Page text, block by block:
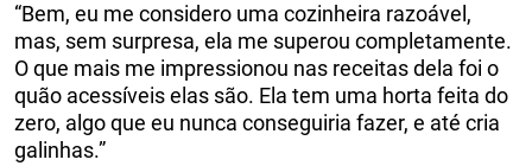
“Bem, eu me considero uma cozinheira razoável,
mas, sem surpresa, ela me superou completamente.
O que mais me impressionou nas receitas dela foi o
quão acessíveis elas são. Ela tem uma horta feita do
zero, algo que eu nunca conseguiria fazer, e até cria
galinhas.”